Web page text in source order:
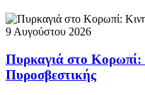
9 Αυγούστου 2026
Πυρκαγιά στο Κορωπί:
Πυροσβεστικής